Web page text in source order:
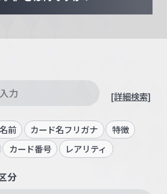
[詳細検索]
名前 カード名フリガナ
特徴
カード番号 レアリティ
分